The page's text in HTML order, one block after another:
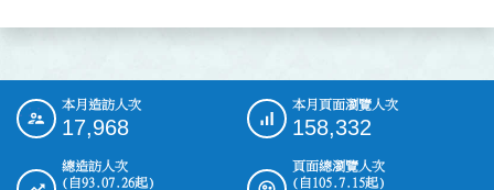
::: 本月造訪人次
17,968
本月頁面瀏覽人次
158,332
總造訪人次
(自93.07.26起)
頁面總瀏覽人次
(自105.7.15起)